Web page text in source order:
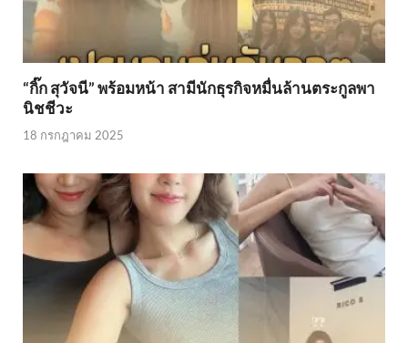
“กิ๊ก สุวัจนี” พร้อมหน้า สามีนักธุรกิจหมื่นล้านตระกูลพา
นิชชีวะ
18 กรกฎาคม 2025